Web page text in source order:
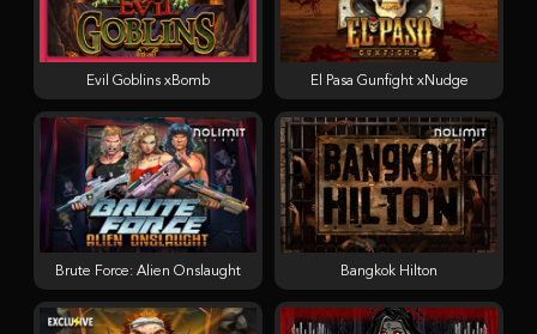
Bangkok Hilton
Brute Force: Alien Onslaught
El Pasa Gunfight xNudge
Evil Goblins xBomb